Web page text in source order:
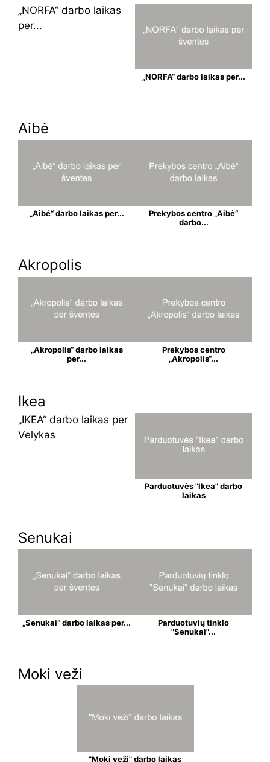
„NORFA“ darbo laikas
per...
„NORFA“ darbo laikas per...
Aibė
„Aibė“ darbo laikas per...
Prekybos centro „Aibė“
darbo...
Akropolis
„Akropolis“ darbo laikas
per...
Prekybos centro
„Akropolis“...
Ikea
„IKEA“ darbo laikas per
Velykas
Parduotuvės "Ikea" darbo
laikas
Senukai
„Senukai“ darbo laikas per...
Parduotuvių tinklo
"Senukai"...
Moki veži
"Moki veži" darbo laikas